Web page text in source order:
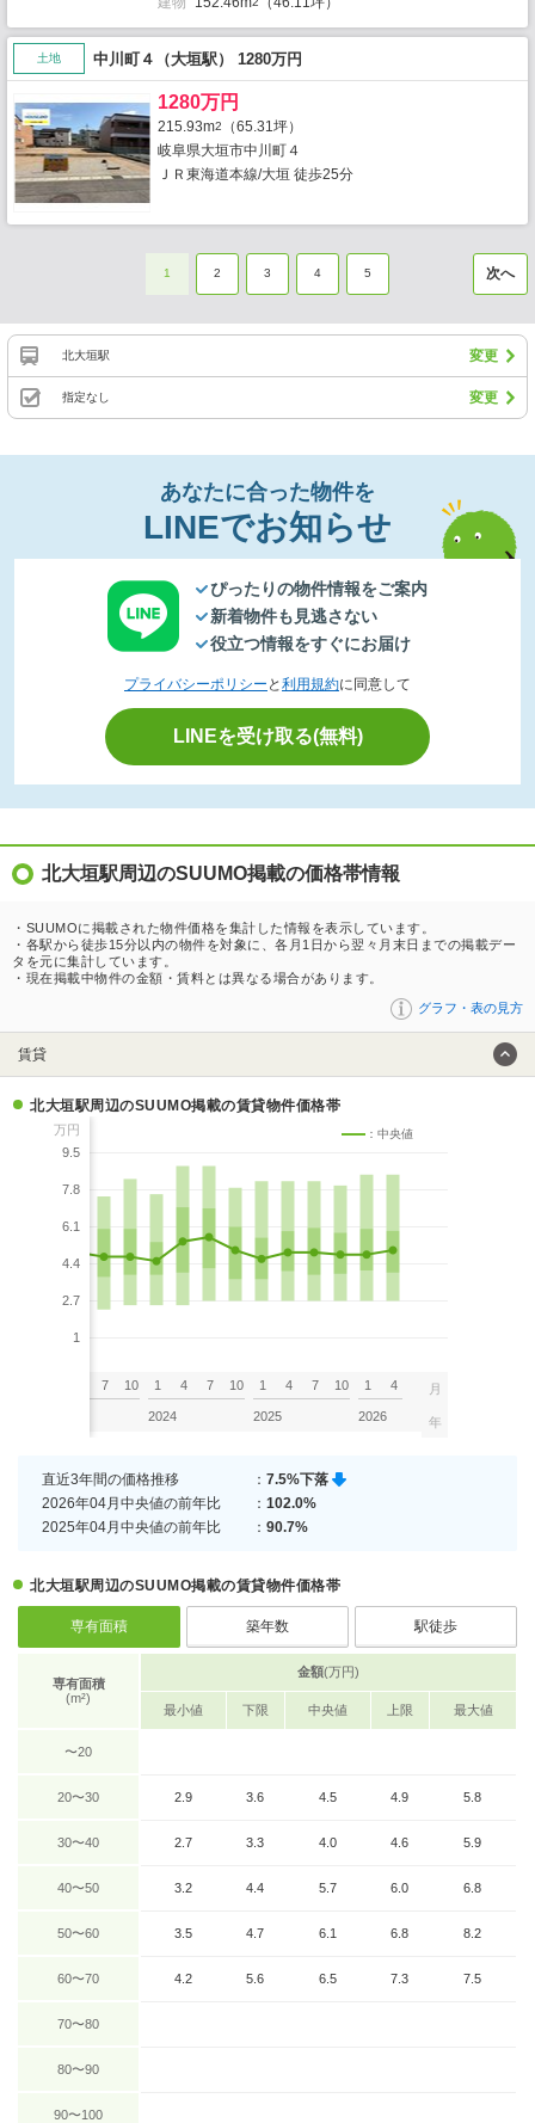
土地 中川町４（大垣駅） 1280万円
1280万円
215.93m2
（65.31坪）
岐阜県大垣市中川町４
ＪＲ東海道本線/大垣 徒歩25分
1 2 3 4 5 次へ
北大垣駅 変更
指定なし 変更
あなたに合った物件を
LINEでお知らせ
ぴったりの物件情報をご案内
新着物件も見逃さない
役立つ情報をすぐにお届け
プライバシーポリシー と 利用規約に同意して
LINEを受け取る(無料)
北大垣駅周辺のSUUMO掲載の価格帯情報
・SUUMOに掲載された物件価格を集計した情報を表示しています。
・各駅から徒歩15分以内の物件を対象に、各月1日から翌々月末日までの掲載デー
タを元に集計しています。
・現在掲載中物件の金額・賃料とは異なる場合があります。
グラフ・表の見方
賃貸
北大垣駅周辺のSUUMO掲載の賃貸物件価格帯
万円
9.5
7.8
6.1
4.4
2.7
1
：中央値
7 10 1 4 7 10
2024
1 4 7 10
2025
1 4
2026
月
年
直近3年間の価格推移 ： 7.5%下落
2026年04月中央値の前年比
： 102.0%
2025年04月中央値の前年比
： 90.7%
北大垣駅周辺のSUUMO掲載の賃貸物件価格帯
専有面積 築年数 駅徒歩
専有面積
(m²)
金額(万円)
最小値 下限 中央値 上限 最大値
〜20
20〜30 2.9 3.6 4.5 4.9 5.8
30〜40 2.7 3.3 4.0 4.6 5.9
40〜50 3.2 4.4 5.7 6.0 6.8
50〜60 3.5 4.7 6.1 6.8 8.2
60〜70 4.2 5.6 6.5 7.3 7.5
70〜80
80〜90
90〜100